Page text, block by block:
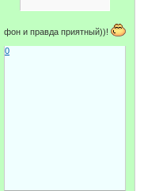
фон и правда приятный))!
0